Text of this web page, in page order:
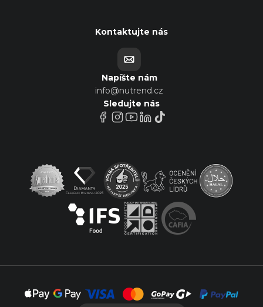
Kontaktujte nás
Napíšte nám
info@nutrend.cz
Sledujte nás